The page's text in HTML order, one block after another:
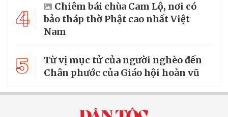
4
Chiêm bái chùa Cam Lộ, nơi có
bảo tháp thờ Phật cao nhất Việt
Nam
5
Từ vị mục tử của người nghèo đến
Chân phước của Giáo hội hoàn vũ